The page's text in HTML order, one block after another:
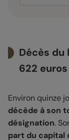
Décès du
622
Environ quinze
décède à son
désignation.
part du capital